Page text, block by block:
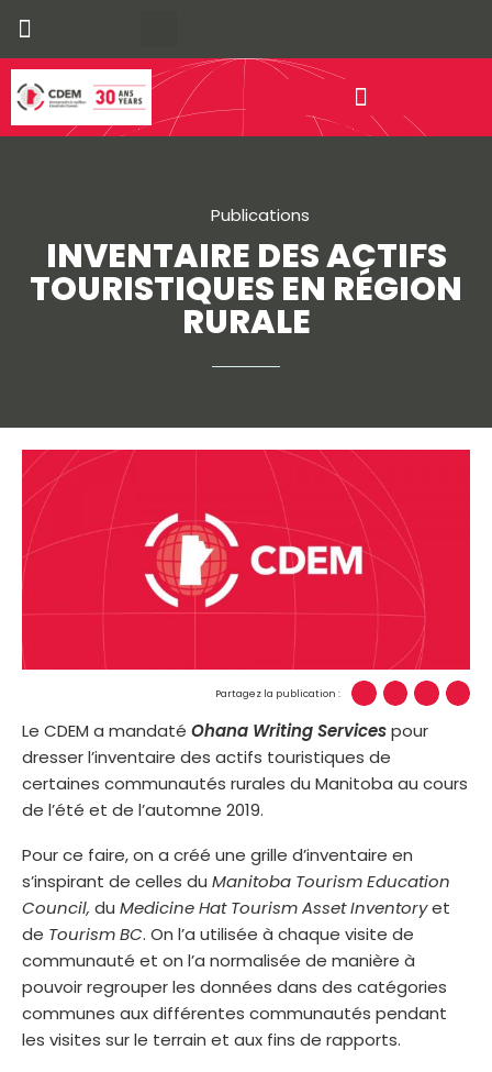
Publications
INVENTAIRE DES ACTIFS
TOURISTIQUES EN RÉGION
RURALE
Partagez la publication :
Le CDEM a mandaté Ohana Writing Servicespour
dresser l’inventaire des actifs touristiques de
certaines communautés rurales du Manitoba au cours
de l’été et de l’automne 2019.
Pour ce faire, on a créé une grille d’inventaire en
s’inspirant de celles du Manitoba Tourism Education
Council, du Medicine Hat Tourism Asset Inventoryet
de Tourism BC. On l’a utilisée à chaque visite de
communauté et on l’a normalisée de manière à
pouvoir regrouper les données dans des catégories
communes aux différentes communautés pendant
les visites sur le terrain et aux fins de rapports.